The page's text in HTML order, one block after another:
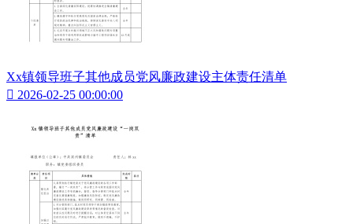
Xx镇领导班子其他成员党风廉政建设主体责任清单
 2026-02-25 00:00:00